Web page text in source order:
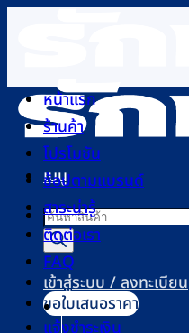
เนื้อหา
เมนู
Products
search
เข้าสู่ระบบ / ลงทะเบียน
หน้าแรก
ร้านค้า
โปรโมชัน
ช้อปตามแบรนด์
สาระน่ารู้
ติดต่อเรา
FAQ
ขอใบเสนอราคา